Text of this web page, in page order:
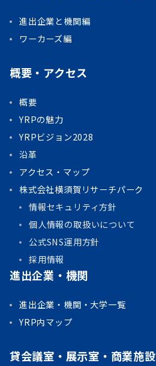
進出企業と機関編
ワーカーズ編
概要・アクセス
概要
YRPの魅力
YRPビジョン2028
沿革
アクセス・マップ
株式会社横須賀リサーチパーク
情報セキュリティ方針
個人情報の取扱いについて
公式SNS運用方針
採用情報
進出企業・機関
進出企業・機関・大学一覧
YRP内マップ
貸会議室・展示室・商業施設